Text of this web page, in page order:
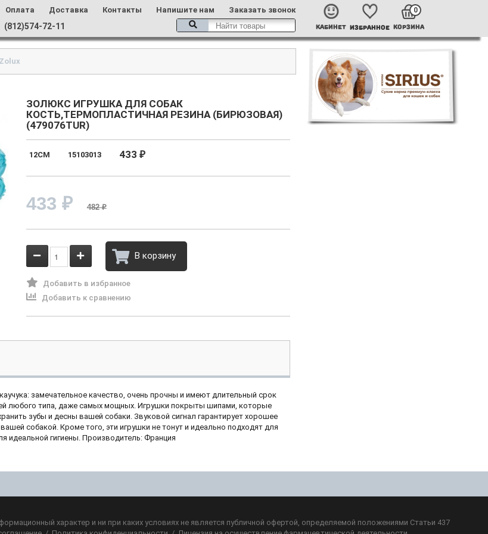
Оплата Доставка Контакты Напишите нам
Заказать звонок
(812)574-72-11 КАБИНЕТ ИЗБРАННОЕ
0
КОРЗИНА
Zolux
ЗОЛЮКС ИГРУШКА ДЛЯ СОБАК
КОСТЬ,ТЕРМОПЛАСТИЧНАЯ РЕЗИНА (БИРЮЗОВАЯ)
(479076TUR)
12СМ 15103013 433 ₽
433 ₽ 482₽
В корзину
Добавить в избранное
Добавить к сравнению
замечательное качество, очень прочны и имеют длительный срок
любого типа, даже самых мощных. Игрушки покрыты шипами, которые
зубы и десны вашей собаки. Звуковой сигнал гарантирует хорошее
собакой. Кроме того, эти игрушки не тонут и идеально подходят для
идеальной гигиены. Производитель: Франция
характер и ни при каких условиях не является публичной офертой, определяемой положениями Статьи 437